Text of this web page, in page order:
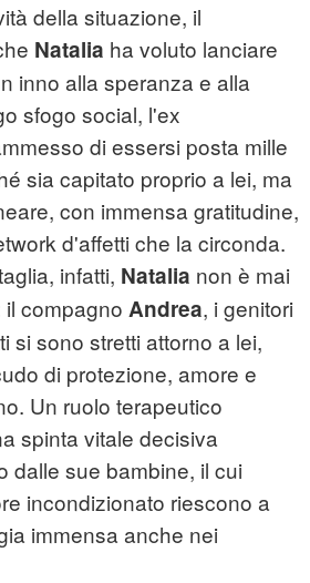
della situazione, il
Natalia ha voluto lanciare
inno alla speranza e alla
sfogo social, l'ex
di essersi posta mille
sia capitato proprio a lei, ma
con immensa gratitudine,
d'affetti che la circonda.
infatti, Natalia non è mai
compagno Andrea, i genitori
si sono stretti attorno a lei,
di protezione, amore e
Un ruolo terapeutico
spinta vitale decisiva
dalle sue bambine, il cui
incondizionato riescono a
immensa anche nei